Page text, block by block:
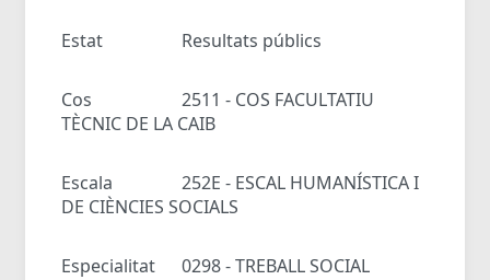
Estat Resultats públics
Cos
2511 - COS FACULTATIU
TÈCNIC DE LA CAIB
Escala
252E - ESCAL HUMANÍSTICA I
DE CIÈNCIES SOCIALS
Especialitat 0298 - TREBALL SOCIAL